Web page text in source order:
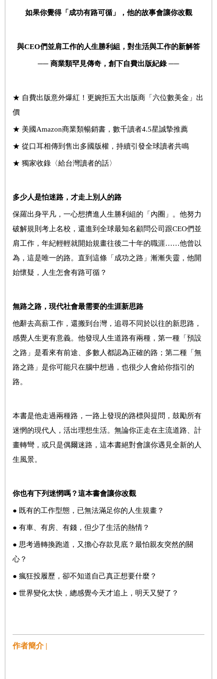
如果你覺得「成功有路可循」，他的故事會讓你改觀
與CEO們並肩工作的人生勝利組，對生活與工作的新解答
── 商業類罕見傳奇，創下自費出版紀錄 ──
★ 自費出版意外爆紅！更婉拒五大出版商「六位數美金」出
價
★ 美國Amazon商業類暢銷書，數千讀者4.5星誠摯推薦
★ 從口耳相傳到售出多國版權，持續引發全球讀者共鳴
★ 獨家收錄〈給台灣讀者的話〉
多少人是怕迷路，才走上別人的路
保羅出身平凡，一心想擠進人生勝利組的「內圈」。他努力
破解規則考上名校，還進到全球最知名顧問公司跟CEO們並
肩工作，年紀輕輕就開始規畫往後二十年的職涯……他曾以
為，這是唯一的路。直到這條「成功之路」漸漸失靈，他開
始懷疑，人生怎會有路可循？
無路之路，現代社會最需要的生涯新思路
他辭去高薪工作，還搬到台灣，追尋不同於以往的新思路，
感覺人生更有意義。他發現人生道路有兩種，第一種「預設
之路」是看來有前途、多數人都認為正確的路；第二種「無
路之路」是你可能只在腦中想過，也很少人會給你指引的
路。
本書是他走過兩種路，一路上發現的路標與提問，鼓勵所有
迷惘的現代人，活出理想生活。無論你正走在主流道路、計
畫轉彎，或只是偶爾迷路，這本書絕對會讓你遇見全新的人
生風景。
你也有下列迷惘嗎？這本書會讓你改觀
● 既有的工作型態，已無法滿足你的人生規畫？
● 有車、有房、有錢，但少了生活的熱情？
● 思考過轉換跑道，又擔心存款見底？最怕親友突然的關
心？
● 瘋狂投履歷，卻不知道自己真正想要什麼？
● 世界變化太快，總感覺今天才追上，明天又變了？
作者簡介 |